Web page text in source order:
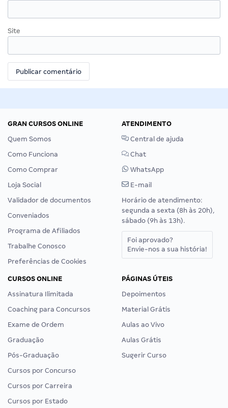
Site
GRAN CURSOS ONLINE
Quem Somos
Como Funciona
Como Comprar
Loja Social
Validador de documentos
Conveniados
Programa de Afiliados
Trabalhe Conosco
Preferências de Cookies
ATENDIMENTO
Central de ajuda
Chat
WhatsApp
E-mail
Horário de atendimento:
segunda a sexta (8h às 20h),
sábado (9h às 13h).
Foi aprovado?
Envie-nos a sua história!
CURSOS ONLINE
Assinatura Ilimitada
Coaching para Concursos
Exame de Ordem
Graduação
Pós-Graduação
Cursos por Concurso
Cursos por Carreira
Cursos por Estado
PÁGINAS ÚTEIS
Depoimentos
Material Grátis
Aulas ao Vivo
Aulas Grátis
Sugerir Curso